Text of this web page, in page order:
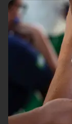
Agronegócios
Brasil
Brasil Mineral
Ciência &
Tecnologia